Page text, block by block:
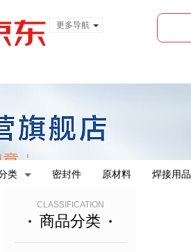
更多导航
类 密封件 原材料 焊接用品
CLASSIFICATION
商品分类